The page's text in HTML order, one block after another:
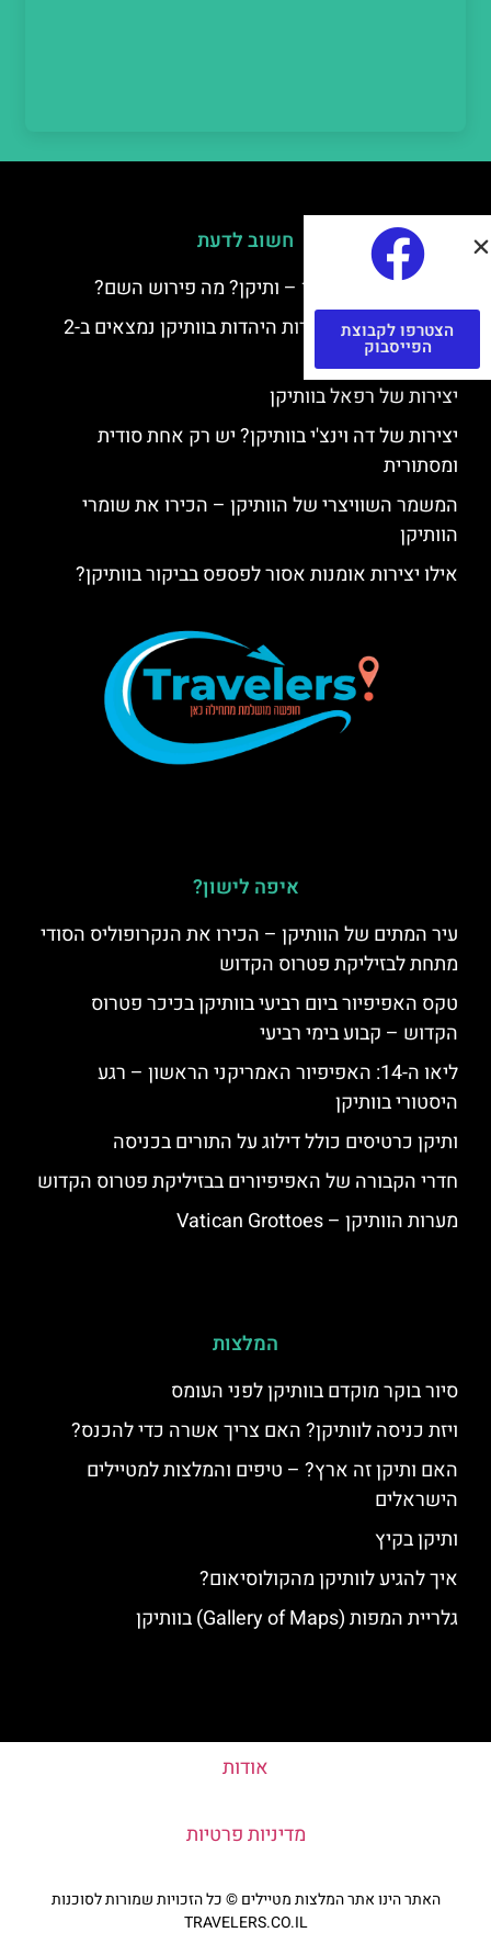
חשוב לדעת
למה קוראים לוותיקן – ותיקן? מה פירוש השם?
כתב יד ותיקן – אוצרות היהדות בוותיקן נמצאים ב-2
כתבי יד עתיקים
יצירות של רפאל בוותיקן
יצירות של דה וינצ'י בוותיקן? יש רק אחת סודית
ומסתורית
המשמר השוויצרי של הוותיקן – הכירו את שומרי
הוותיקן
אילו יצירות אומנות אסור לפספס בביקור בוותיקן?
איפה לישון?
עיר המתים של הוותיקן – הכירו את הנקרופוליס הסודי
מתחת לבזיליקת פטרוס הקדוש
טקס האפיפיור ביום רביעי בוותיקן בכיכר פטרוס
הקדוש – קבוע בימי רביעי
ליאו ה-14: האפיפיור האמריקני הראשון – רגע
היסטורי בוותיקן
ותיקן כרטיסים כולל דילוג על התורים בכניסה
חדרי הקבורה של האפיפיורים בבזיליקת פטרוס הקדוש
מערות הוותיקן – Vatican Grottoes
המלצות
סיור בוקר מוקדם בוותיקן לפני העומס
ויזת כניסה לוותיקן? האם צריך אשרה כדי להכנס?
האם ותיקן זה ארץ? – טיפים והמלצות למטיילים
הישראלים
ותיקן בקיץ
איך להגיע לוותיקן מהקולוסיאום?
גלריית המפות (Gallery of Maps) בוותיקן
אודות
מדיניות פרטיות
האתר הינו אתר המלצות מטיילים © כל הזכויות שמורות לסוכנות
TRAVELERS.CO.IL
הצטרפו לקבוצת
הפייסבוק